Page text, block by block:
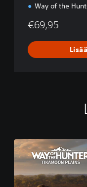
Way of the
€69,95